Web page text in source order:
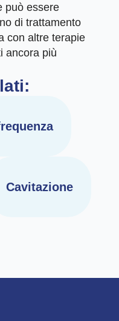
può essere
di trattamento
con altre terapie
ancora più
Cavitazione